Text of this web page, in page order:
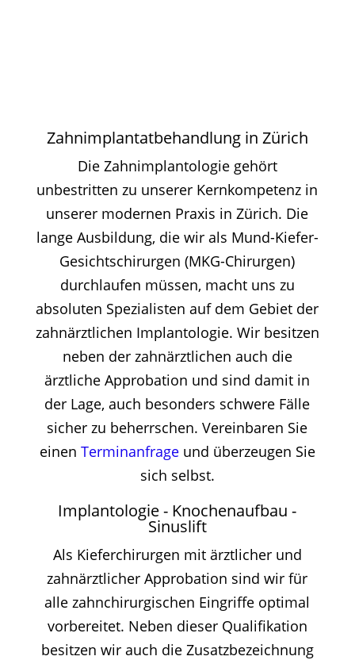
Zahnimplantatbehandlung in Zürich
Die Zahnimplantologie gehört
unbestritten zu unserer Kernkompetenz in
unserer modernen Praxis in Zürich. Die
lange Ausbildung, die wir als Mund-Kiefer-
Gesichtschirurgen (MKG-Chirurgen)
durchlaufen müssen, macht uns zu
absoluten Spezialisten auf dem Gebiet der
zahnärztlichen Implantologie. Wir besitzen
neben der zahnärztlichen auch die
ärztliche Approbation und sind damit in
der Lage, auch besonders schwere Fälle
sicher zu beherrschen. Vereinbaren Sie
einen Terminanfrageund überzeugen Sie
sich selbst.
Implantologie - Knochenaufbau -
Sinuslift
Als Kieferchirurgen mit ärztlicher und
zahnärztlicher Approbation sind wir für
alle zahnchirurgischen Eingriffe optimal
vorbereitet. Neben dieser Qualifikation
besitzen wir auch die Zusatzbezeichnung